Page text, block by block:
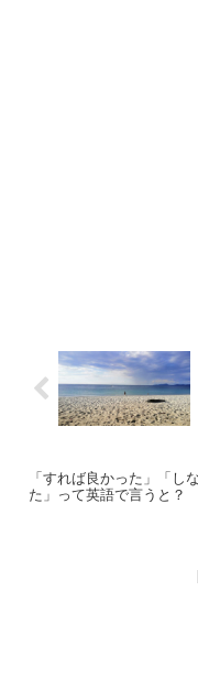
「すれば良かった」「し
た」って英語で言うと？